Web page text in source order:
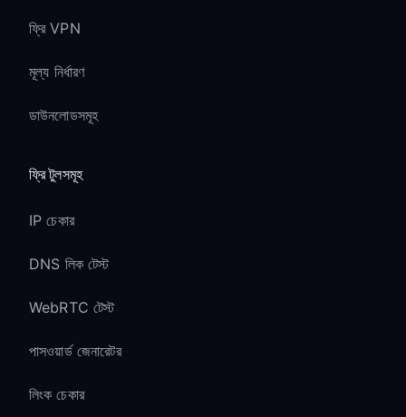
ফ্রি VPN
মূল্য নির্ধারণ
ডাউনলোডসমূহ
ফ্রি টুলসমূহ
IP চেকার
DNS লিক টেস্ট
WebRTC টেস্ট
পাসওয়ার্ড জেনারেটর
লিংক চেকার